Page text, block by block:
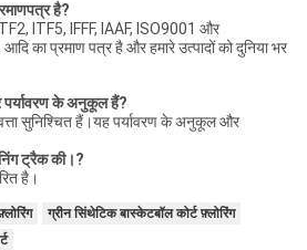
है?
ITF5, IFFF, IAAF, ISO9001 और
का प्रमाण पत्र है और हमारे उत्पादों को दुनिया भर
पर्यावरण के अनुकूल हैं?
सुनिश्चित हैं।यह पर्यावरण के अनुकूल और
ट्रैक की।?
है।
ग्रीन सिंथेटिक बास्केटबॉल कोर्ट फ़्लोरिंग